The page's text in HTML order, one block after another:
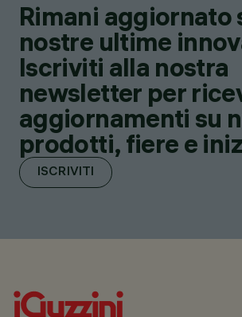
Rimani aggiornato
nostre ultime
Iscriviti alla nostra
newsletter per
aggiornamenti su
prodotti, fiere e
ISCRIVITI